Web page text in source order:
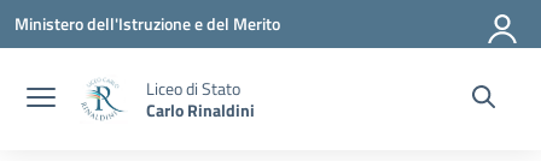
Vai ai contenuti
Vai al menu di navigazione
Vai al footer
Ministero dell'Istruzione e del Merito
Liceo di Stato
Carlo Rinaldini